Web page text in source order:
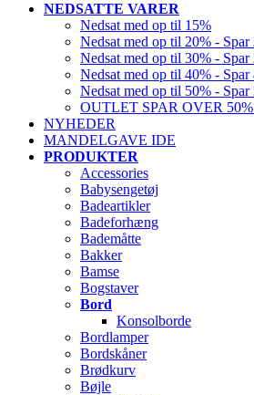
NEDSATTE VARER
Nedsat med op til 15%
Nedsat med op til 20% - Spar
Nedsat med op til 30% - Spar
Nedsat med op til 40% - Spar
Nedsat med op til 50% - Spar
OUTLET SPAR OVER
NYHEDER
MANDELGAVE IDE
PRODUKTER
Accessories
Babysengetøj
Badeartikler
Badeforhæng
Bademåtte
Bakker
Bamse
Bogstaver
Bord
Konsolborde
Bordlamper
Bordskåner
Brødkurv
Bøjle